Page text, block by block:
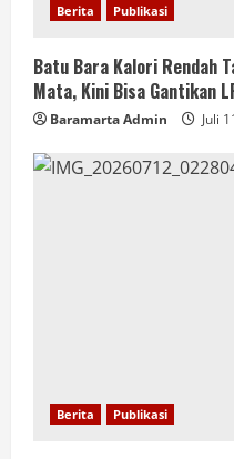
Berita Publikasi
Batu Bara Kalori Rendah
Mata, Kini Bisa Gantikan
Baramarta Admin Juli
Berita Publikasi